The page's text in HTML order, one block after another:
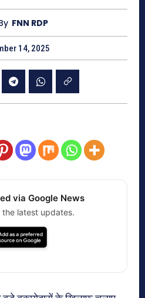
FNN RDP
14, 2025
via Google News
the latest updates.